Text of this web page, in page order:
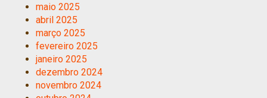
maio 2025
abril 2025
março 2025
fevereiro 2025
janeiro 2025
dezembro 2024
novembro 2024